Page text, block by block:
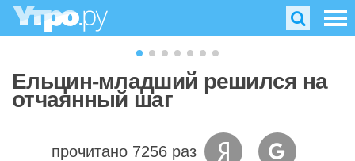
Ельцин-младший решился на
отчаянный шаг
прочитано 7256 раз